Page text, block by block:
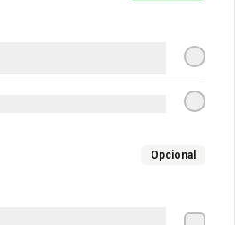
Opcional